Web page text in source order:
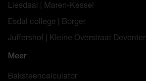
Liesdaal | Maren-Kessel
Esdal college | Borger
Juffershof | Kleine Overstraat Deventer
Meer
Baksteencalculator